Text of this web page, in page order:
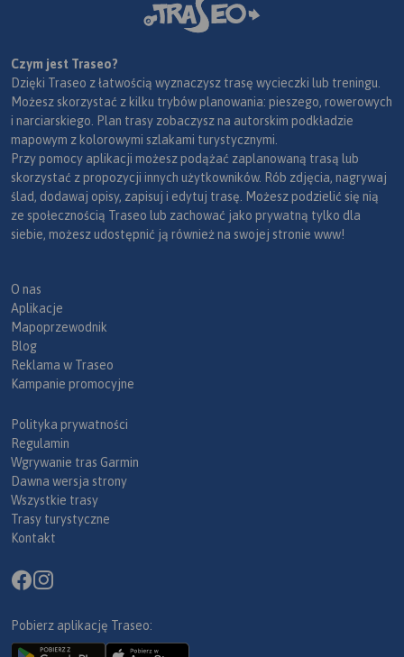
Czym jest Traseo?
Dzięki Traseo z łatwością wyznaczysz trasę wycieczki lub treningu.
Możesz skorzystać z kilku trybów planowania: pieszego, rowerowych
i narciarskiego. Plan trasy zobaczysz na autorskim podkładzie
mapowym z kolorowymi szlakami turystycznymi.
Przy pomocy aplikacji możesz podążać zaplanowaną trasą lub
skorzystać z propozycji innych użytkowników. Rób zdjęcia, nagrywaj
ślad, dodawaj opisy, zapisuj i edytuj trasę. Możesz podzielić się nią
ze społecznością Traseo lub zachować jako prywatną tylko dla
siebie, możesz udostępnić ją również na swojej stronie www!
O nas
Aplikacje
Mapoprzewodnik
Blog
Reklama w Traseo
Kampanie promocyjne
Polityka prywatności
Regulamin
Wgrywanie tras Garmin
Dawna wersja strony
Wszystkie trasy
Trasy turystyczne
Kontakt
Pobierz aplikację Traseo: